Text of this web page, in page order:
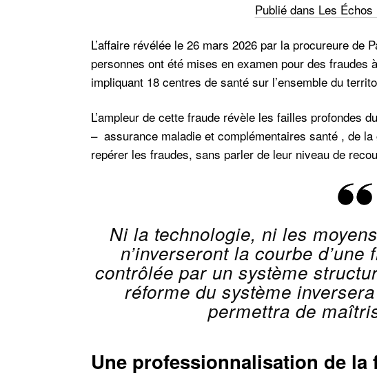
Publié dans Les
L’affaire révélée le 26 mars 2026 par la procureure
personnes ont été mises en examen pour des fraudes
impliquant 18 centres de santé sur l’ensemble du
L’ampleur de cette fraude révèle les failles profondes
– assurance maladie et complémentaires santé , de
repérer les fraudes, sans parler de leur niveau de
Ni la technologie, ni les
n’inverseront la courbe
contrôlée par un système
réforme du système
permettra de
Une professionnalisation de la